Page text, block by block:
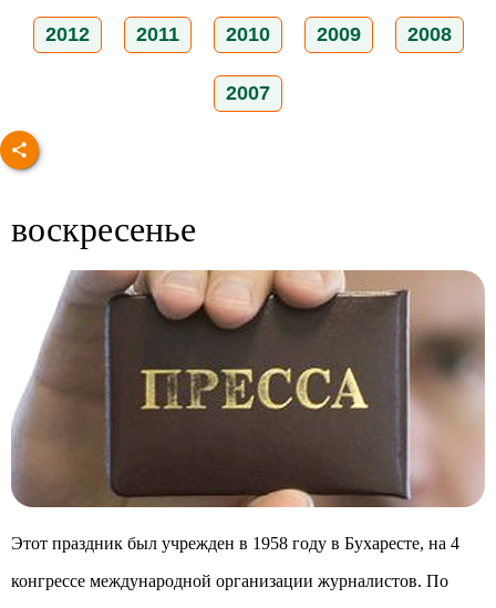
2012 2011 2010 2009 2008
2007
воскресенье
Этот праздник был учрежден в 1958 году в Бухаресте, на 4
конгрессе международной организации журналистов. По